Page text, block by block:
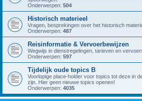
Onderwerpen: 504
Historisch materieel
Vragen, besprekingen over het historisch
Onderwerpen: 487
Reisinformatie & Vervoerbewijzen
Wegwijs in dienstregelingen, tarieven en
Onderwerpen: 597
Tijdelijk oude topics B
Voorlopige place-holder voor topics tot deze in
zijn. Hier geen nieuwe topics openen!
Onderwerpen: 4035